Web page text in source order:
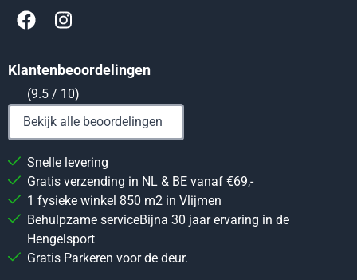
Klantenbeoordelingen
(9.5 / 10)
Bekijk alle beoordelingen
Snelle levering
Gratis verzending in NL & BE vanaf €69,-
1 fysieke winkel 850 m2 in Vlijmen
Behulpzame serviceBijna 30 jaar ervaring in de
Hengelsport
Gratis Parkeren voor de deur.